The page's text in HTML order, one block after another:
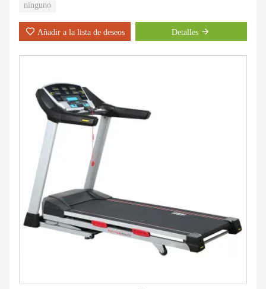
ninguno
Añadir a la lista de deseos Detalles